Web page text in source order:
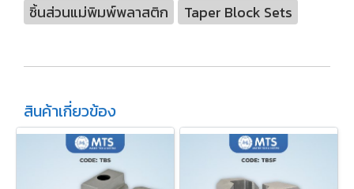
ชิ้นส่วนแม่พิมพ์พลาสติก Taper Block Sets
สินค้าเกี่ยวข้อง